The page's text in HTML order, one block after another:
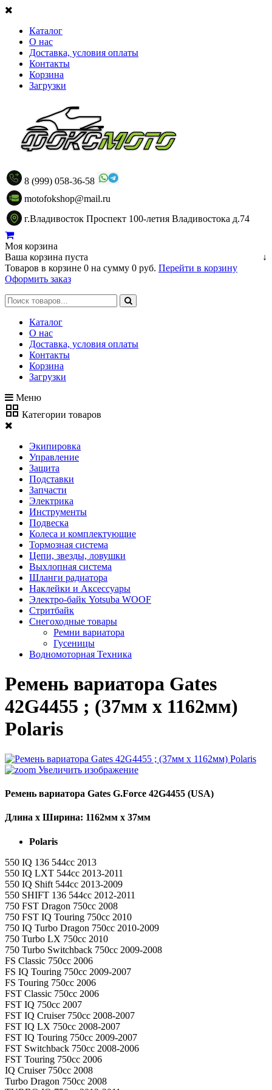
Каталог
О нас
Доставка, условия оплаты
Контакты
Корзина
Загрузки
8 (999) 058-36-58
motofokshop@mail.ru
г.Владивосток Проспект 100-летия Владивостока д.74
Моя корзина
↓
Ваша корзина пуста
Товаров в корзине 0 на сумму 0 руб. Перейти в корзину
Оформить заказ
Каталог
О нас
Доставка, условия оплаты
Контакты
Корзина
Загрузки
Меню
Категории товаров
Экипировка
Управление
Защита
Подставки
Запчасти
Электрика
Инструменты
Подвеска
Колеса и комплектующие
Тормозная система
Цепи, звезды, ловушки
Выхлопная система
Шланги радиатора
Наклейки и Аксессуары
Электро-байк Yotsuba WOOF
Стритбайк
Снегоходные товары
Ремни вариатора
Гусеницы
Водномоторная Техника
Ремень вариатора Gates
42G4455 ; (37мм х 1162мм)
Polaris
Увеличить изображение
Ремень вариатора Gates G.Force 42G4455 (USA)
Длина x Ширина: 1162мм x 37мм
Polaris
550 IQ 136 544cc 2013
550 IQ LXT 544cc 2013-2011
550 IQ Shift 544cc 2013-2009
550 SHIFT 136 544cc 2012-2011
750 FST Dragon 750cc 2008
750 FST IQ Touring 750cc 2010
750 IQ Turbo Dragon 750cc 2010-2009
750 Turbo LX 750cc 2010
750 Turbo Switchback 750cc 2009-2008
FS Classic 750cc 2006
FS IQ Touring 750cc 2009-2007
FS Touring 750cc 2006
FST Classic 750cc 2006
FST IQ 750cc 2007
FST IQ Cruiser 750cc 2008-2007
FST IQ LX 750cc 2008-2007
FST IQ Touring 750cc 2009-2007
FST Switchback 750cc 2008-2006
FST Touring 750cc 2006
IQ Cruiser 750cc 2008
Turbo Dragon 750cc 2008